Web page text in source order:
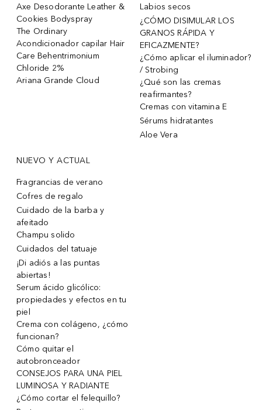
Axe Desodorante Leather &
Cookies Bodyspray
The Ordinary
Acondicionador capilar Hair
Care Behentrimonium
Chloride 2%
Ariana Grande Cloud
Labios secos
¿CÓMO DISIMULAR LOS
GRANOS RÁPIDA Y
EFICAZMENTE?
¿Cómo aplicar el iluminador?
/ Strobing
¿Qué son las cremas
reafirmantes?
Cremas con vitamina E
Sérums hidratantes
Aloe Vera
NUEVO Y ACTUAL
Fragrancias de verano
Cofres de regalo
Cuidado de la barba y
afeitado
Champu solido
Cuidados del tatuaje
¡Di adiós a las puntas
abiertas!
Serum ácido glicólico:
propiedades y efectos en tu
piel
Crema con colágeno, ¿cómo
funcionan?
Cómo quitar el
autobronceador
CONSEJOS PARA UNA PIEL
LUMINOSA Y RADIANTE
¿Cómo cortar el felequillo?